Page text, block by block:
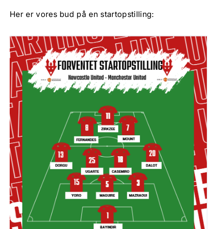
Her er vores bud på en startopstilling: